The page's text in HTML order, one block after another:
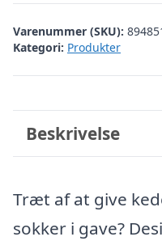
Varenummer (SKU):
Kategori: Produkter
Beskrivelse
Træt af at give
sokker i gave?